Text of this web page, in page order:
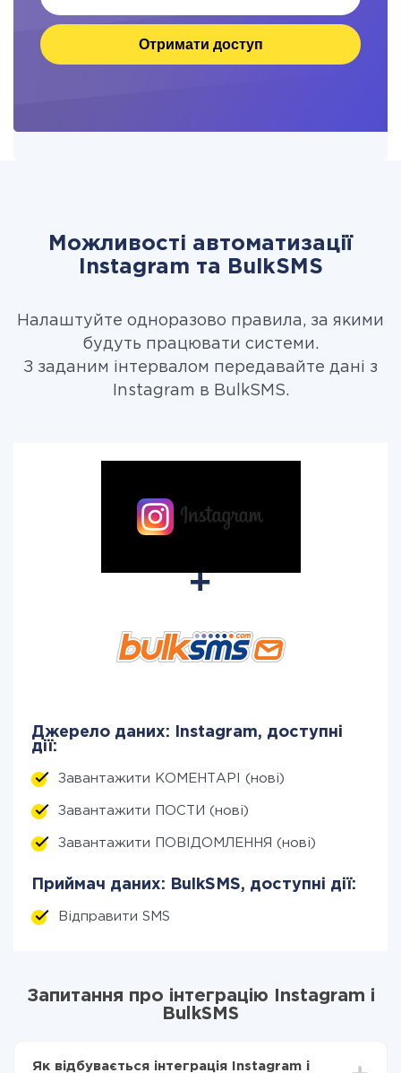
Отримати доступ
Можливості автоматизації
Instagram та BulkSMS
Налаштуйте одноразово правила, за якими
будуть працювати системи.
З заданим інтервалом передавайте дані з
Instagram в BulkSMS.
Джерело даних: Instagram, доступні
дії:
Завантажити КОМЕНТАРІ (нові)
Завантажити ПОСТИ (нові)
Завантажити ПОВІДОМЛЕННЯ (нові)
Приймач даних: BulkSMS, доступні дії:
Відправити SMS
Запитання про інтеграцію Instagram і
BulkSMS
Як відбувається інтеграція Instagram і